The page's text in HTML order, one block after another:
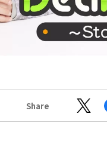
Share